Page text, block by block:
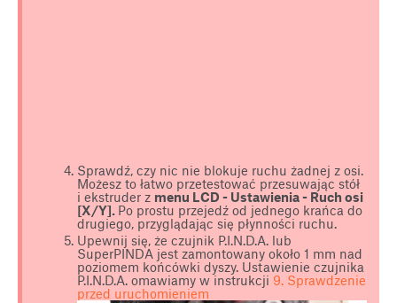
Sprawdź, czy nic nie blokuje ruchu żadnej z osi.
Możesz to łatwo przetestować przesuwając stół
i ekstruder z menu LCD - Ustawienia - Ruch osi
[X/Y]. Po prostu przejedź od jednego krańca do
drugiego, przyglądając się płynności ruchu.
Upewnij się, że czujnik P.I.N.D.A. lub
SuperPINDA jest zamontowany około 1 mm nad
poziomem końcówki dyszy. Ustawienie czujnika
P.I.N.D.A. omawiamy w instrukcji 9. Sprawdzenie
przed uruchomieniem